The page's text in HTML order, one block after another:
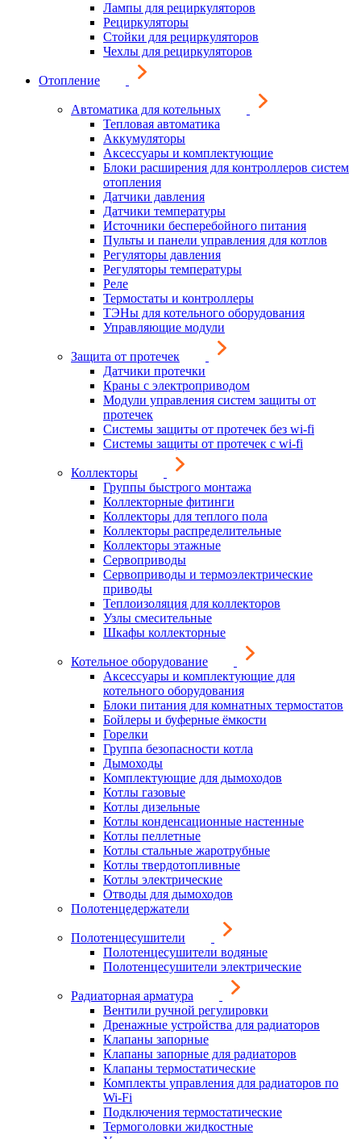
Лампы для рециркуляторов
Рециркуляторы
Стойки для рециркуляторов
Чехлы для рециркуляторов
Отопление
Автоматика для котельных
Тепловая автоматика
Аккумуляторы
Аксессуары и комплектующие
Блоки расширения для контроллеров систем
отопления
Датчики давления
Датчики температуры
Источники бесперебойного питания
Пульты и панели управления для котлов
Регуляторы давления
Регуляторы температуры
Реле
Термостаты и контроллеры
ТЭНы для котельного оборудования
Управляющие модули
Защита от протечек
Датчики протечки
Краны с электроприводом
Модули управления систем защиты от
протечек
Системы защиты от протечек без wi-fi
Системы защиты от протечек с wi-fi
Коллекторы
Группы быстрого монтажа
Коллекторные фитинги
Коллекторы для теплого пола
Коллекторы распределительные
Коллекторы этажные
Сервоприводы
Сервоприводы и термоэлектрические
приводы
Теплоизоляция для коллекторов
Узлы смесительные
Шкафы коллекторные
Котельное оборудование
Аксессуары и комплектующие для
котельного оборудования
Блоки питания для комнатных термостатов
Бойлеры и буферные ёмкости
Горелки
Группа безопасности котла
Дымоходы
Комплектующие для дымоходов
Котлы газовые
Котлы дизельные
Котлы конденсационные настенные
Котлы пеллетные
Котлы стальные жаротрубные
Котлы твердотопливные
Котлы электрические
Отводы для дымоходов
Полотенцедержатели
Полотенцесушители
Полотенцесушители водяные
Полотенцесушители электрические
Радиаторная арматура
Вентили ручной регулировки
Дренажные устройства для радиаторов
Клапаны запорные
Клапаны запорные для радиаторов
Клапаны термостатические
Комплекты управления для радиаторов по
Wi-Fi
Подключения термостатические
Термоголовки жидкостные